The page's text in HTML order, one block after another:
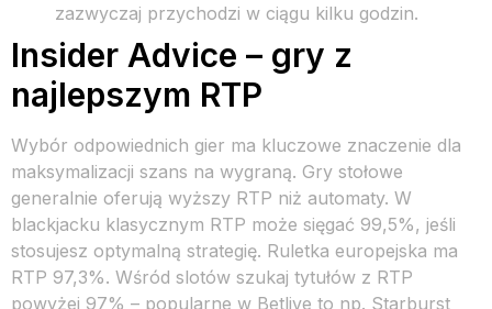
zazwyczaj przychodzi w ciągu kilku godzin.
Insider Advice – gry z
najlepszym RTP
Wybór odpowiednich gier ma kluczowe znaczenie dla
maksymalizacji szans na wygraną. Gry stołowe
generalnie oferują wyższy RTP niż automaty. W
blackjacku klasycznym RTP może sięgać 99,5%, jeśli
stosujesz optymalną strategię. Ruletka europejska ma
RTP 97,3%. Wśród slotów szukaj tytułów z RTP
powyżej 97% – popularne w Betlive to np. Starburst